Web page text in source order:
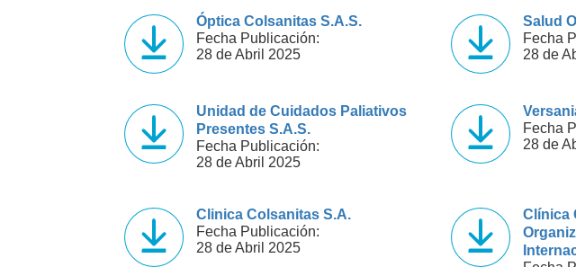
Óptica Colsanitas S.A.S.
Fecha Publicación:
28 de Abril 2025
Salud
Fecha
28 de
Unidad de Cuidados Paliativos
Presentes S.A.S.
Fecha Publicación:
28 de Abril 2025
Fecha
28 de
Clinica Colsanitas S.A.
Fecha Publicación:
28 de Abril 2025
Clínica